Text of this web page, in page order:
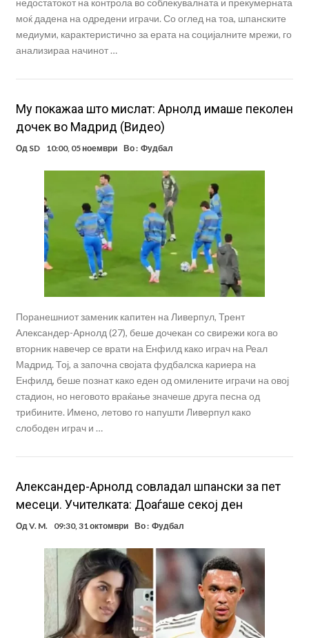
недостатокот на контрола во соблекувалната и прекумерната
моќ дадена на одредени играчи. Со оглед на тоа, шпанските
медиуми, карактеристично за ерата на социјалните мрежи, го
анализираа начинот …
Му покажаа што мислат: Арнолд имаше пеколен
дочек во Мадрид (Видео)
Од SD 10:00, 05 ноември Во : Фудбал
Поранешниот заменик капитен на Ливерпул, Трент
Александер-Арнолд (27), беше дочекан со свирежи кога во
вторник навечер се врати на Енфилд како играч на Реал
Мадрид. Тој, а започна својата фудбалска кариера на
Енфилд, беше познат како еден од омилените играчи на овој
стадион, но неговото враќање значеше друга песна од
трибините. Имено, летово го напушти Ливерпул како
слободен играч и …
Александер-Арнолд совладал шпански за пет
месеци. Учителката: Доаѓаше секој ден
ОдV. M. 09:30, 31 октомври Во : Фудбал